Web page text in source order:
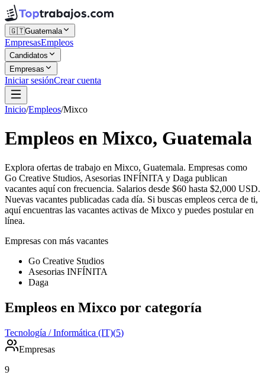
🇬🇹Guatemala
EmpresasEmpleos
Candidatos
Empresas
Iniciar sesiónCrear cuenta
Inicio/Empleos/Mixco
Empleos en Mixco, Guatemala
Explora ofertas de trabajo en Mixco, Guatemala. Empresas como
Go Creative Studios, Asesorias INFÍNITA y Daga publican
vacantes aquí con frecuencia. Salarios desde $60 hasta $2,000 USD.
Nuevas vacantes publicadas cada día. Si buscas empleos cerca de ti,
aquí encuentras las vacantes activas de Mixco y puedes postular en
línea.
Empresas con más vacantes
Go Creative Studios
Asesorias INFÍNITA
Daga
Empleos en Mixco por categoría
Tecnología / Informática (IT)(5)
Empresas
9